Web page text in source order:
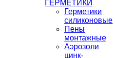
ГЕРМЕТИКИ
Герметики
силиконовые
Пены
монтажные
Аэрозоли
цинк-